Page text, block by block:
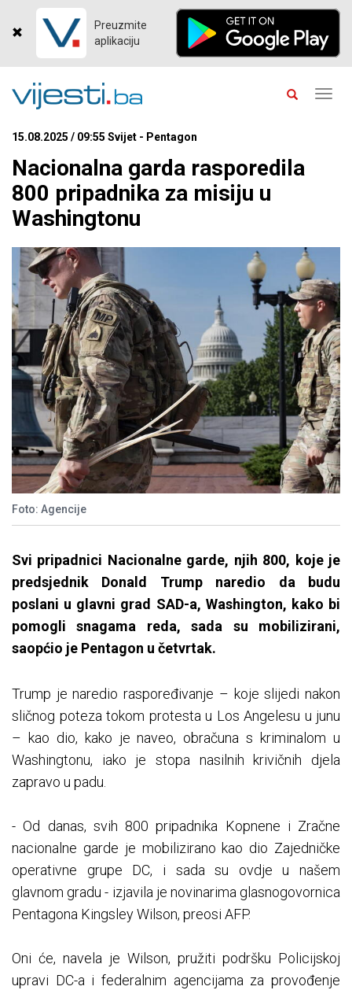
Preuzmite
aplikaciju
15.08.2025 / 09:55 Svijet - Pentagon
Nacionalna garda rasporedila
800 pripadnika za misiju u
Washingtonu
Foto: Agencije
Svi pripadnici Nacionalne garde, njih 800, koje je
predsjednik Donald Trump naredio da budu
poslani u glavni grad SAD-a, Washington, kako bi
pomogli snagama reda, sada su mobilizirani,
saopćio je Pentagon u četvrtak.
Trump je naredio raspoređivanje – koje slijedi nakon
sličnog poteza tokom protesta u Los Angelesu u junu
– kao dio, kako je naveo, obračuna s kriminalom u
Washingtonu, iako je stopa nasilnih krivičnih djela
zapravo u padu.
- Od danas, svih 800 pripadnika Kopnene i Zračne
nacionalne garde je mobilizirano kao dio Zajedničke
operativne grupe DC, i sada su ovdje u našem
glavnom gradu - izjavila je novinarima glasnogovornica
Pentagona Kingsley Wilson, preosi AFP.
Oni će, navela je Wilson, pružiti podršku Policijskoj
upravi DC-a i federalnim agencijama za provođenje